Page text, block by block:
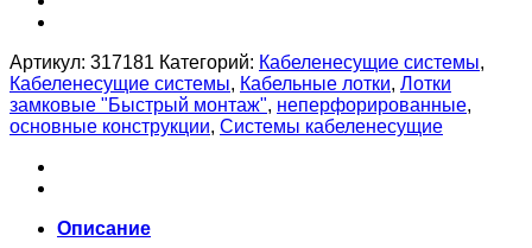
Артикул: 317181 Категорий: Кабеленесущие системы,
Кабеленесущие системы, Кабельные лотки, Лотки
замковые "Быстрый монтаж", неперфорированные,
основные конструкции, Системы кабеленесущие
Описание